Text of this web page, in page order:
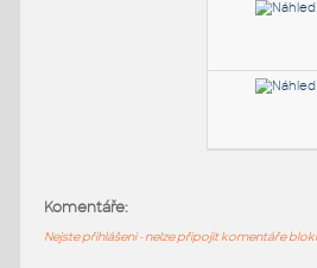
Komentáře:
Nejste přihlášeni - nelze připojit komentáře